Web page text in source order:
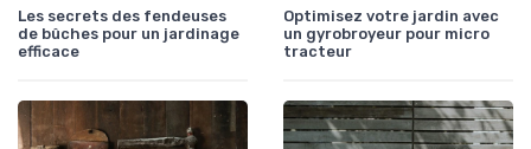
Les secrets des fendeuses
de bûches pour un jardinage
efficace
Optimisez votre jardin avec
un gyrobroyeur pour micro
tracteur